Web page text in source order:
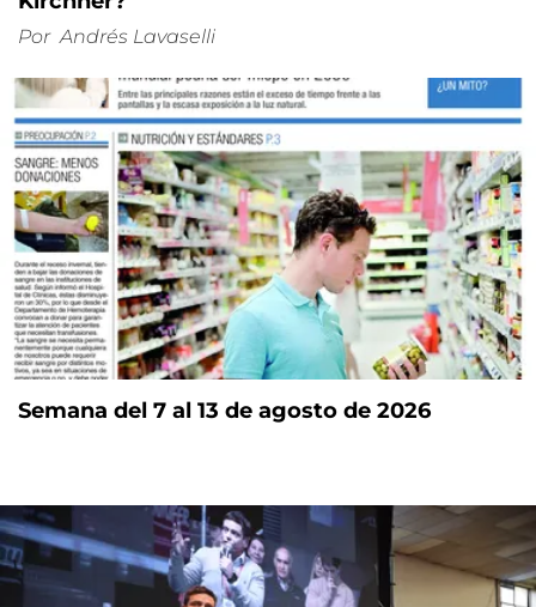
Por Andrés Lavaselli
Semana del 7 al 13 de agosto de 2026